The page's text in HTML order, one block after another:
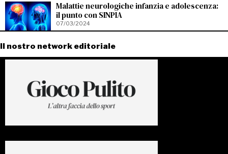
Malattie neurologiche infanzia e adolescenza:
il punto con SINPIA
07/03/2024
Il nostro network editoriale